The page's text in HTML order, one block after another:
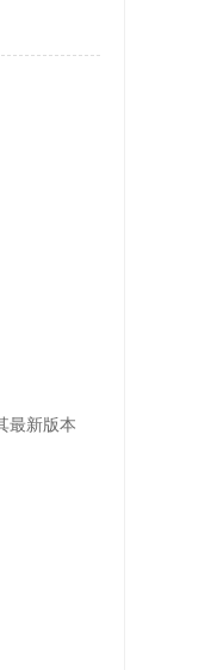
最新版本